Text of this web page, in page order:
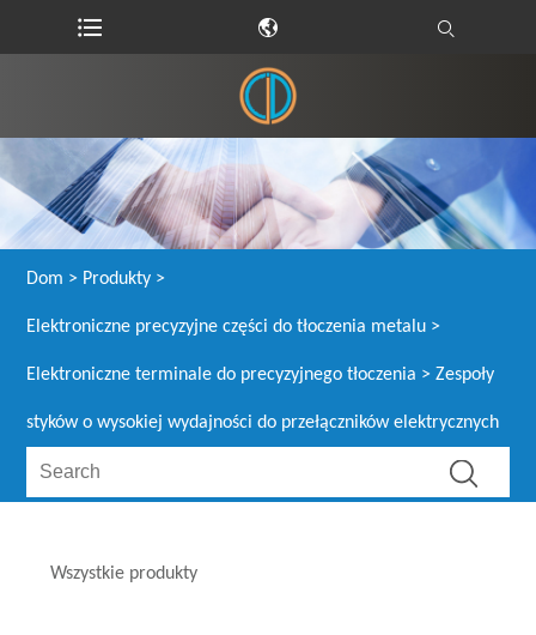
Dom > Produkty >
Elektroniczne precyzyjne części do tłoczenia metalu >
Elektroniczne terminale do precyzyjnego tłoczenia > Zespoły
styków o wysokiej wydajności do przełączników elektrycznych
Wszystkie produkty